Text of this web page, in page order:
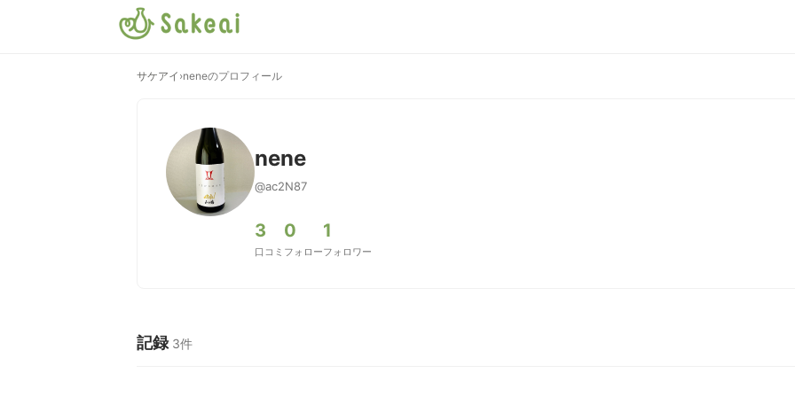
サケアイ ›neneのプロフィール
nene
@ac2N87
3
口コミ
0
フォロー
1
フォロワー
記録 3件